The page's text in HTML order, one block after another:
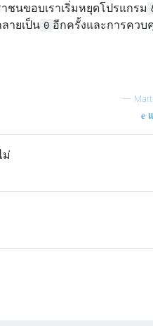
าชนขอบเราเริ่มหยุดโปรแกรม
ายเป็น 0 อีกครั้งและการควบ
—
ม่